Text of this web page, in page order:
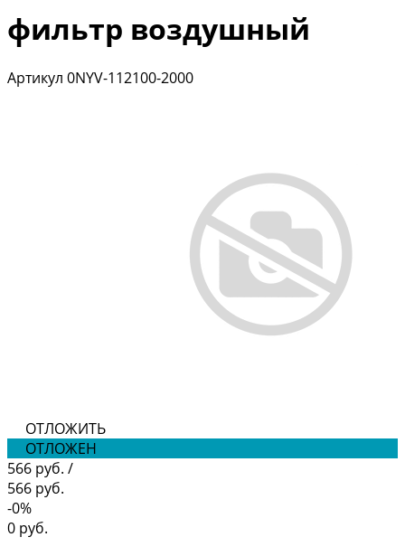
фильтр воздушный
Артикул 0NYV-112100-2000
ОТЛОЖИТЬ
ОТЛОЖЕН
566 руб. /
566 руб.
-0%
0 руб.